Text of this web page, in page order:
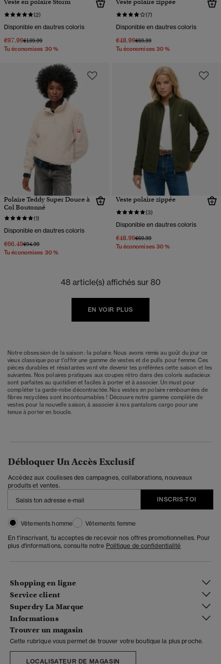
Veste en polaire Storm
(2)
Disponible en dautres coloris
€97.99Prix réduit de
€139.99à
Tu économises 30 %
Veste polaire zippée
(7)
Disponible en dautres coloris
€48.99Prix réduit de
€69.99à
Tu économises 30 %
Polaire Teddy Super Douce à
Col Boutonné
(1)
Disponible en dautres coloris
€66.49Prix réduit de
€94.99à
Tu économises 30 %
Veste polaire zippée
(3)
Disponible en dautres coloris
€48.99Prix réduit de
€69.99à
Tu économises 30 %
48 article(s) affichés sur 80
EN VOIR PLUS
Notre obsession de la saison : la polaire. Nous avons remis au goût du jour ce
vieux classique pour t'offrir une gamme de vestes et de pulls pour femme. Ces
pièces durables et résistantes vont vite devenir tes préférées cette saison et les
suivantes. Nos polaires pratiques aux coupes rétro dans des coloris audacieux
sont parfaites au quotidien et faciles à porter et à associer. Un must pour
compléter ta garde-robe décontractée. Nos vestes en polaire rembourrées de
fibres recyclées sont incontournables ! Découvre notre gamme complète de
vestes pour la nouvelle saison, à associer à nos pantalons cargo pour une
tenue à porter en boucle.
Débloquer Un Accès Exclusif
Accédez aux coulisses des campagnes, collaborations, nouveaux
produits et ventes.
INSCRIS-TOI
Vêtements homme
Vêtements femme
En t'inscrivant, tu acceptes de recevoir nos offres promotionnelles. Pour
plus d'informations, consulte notre Politique de confidentialité
Shopping en ligne
Service client
Superdry La Marque
Informations
Trouver un magasin
Cette rubrique vous permet de trouver votre boutique la plus proche.
LOCALISATEUR DE MAGASIN